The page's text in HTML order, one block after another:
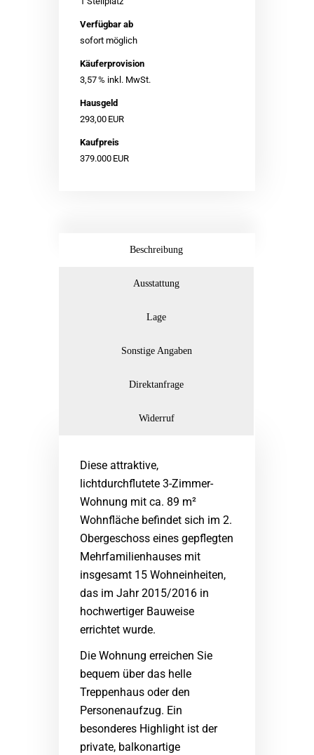
Verfügbar ab
sofort möglich
Käufer­provision
3,57 % inkl. MwSt.
Hausgeld
293,00 EUR
Kaufpreis
379.000 EUR
Beschreibung
Ausstattung
Lage
Sonstige Angaben
Direktanfrage
Widerruf
Diese attraktive,
lichtdurchflutete 3-Zimmer-
Wohnung mit ca. 89 m²
Wohnfläche befindet sich im 2.
Obergeschoss eines gepflegten
Mehrfamilienhauses mit
insgesamt 15 Wohneinheiten,
das im Jahr 2015/2016 in
hochwertiger Bauweise
errichtet wurde.
Die Wohnung erreichen Sie
bequem über das helle
Treppenhaus oder den
Personenaufzug. Ein
besonderes Highlight ist der
private, balkonartige